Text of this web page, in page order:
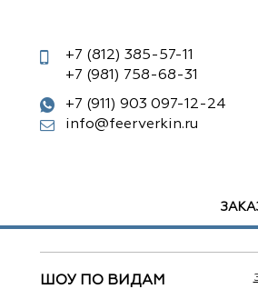
+7 (812) 385-57-11
+7 (981) 758-68-31
+7 (911) 903 097-12-24
info@feerverkin.ru
ШОУ ПО ВИДАМ